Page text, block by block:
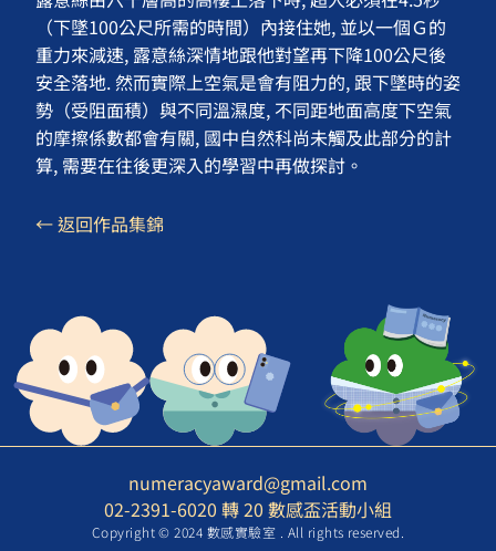
（下墜100公尺所需的時間）內接住她, 並以一個Ｇ的
重力來減速, 露意絲深情地跟他對望再下降100公尺後
安全落地. 然而實際上空氣是會有阻力的, 跟下墜時的姿
勢（受阻面積）與不同溫濕度, 不同距地面高度下空氣
的摩擦係數都會有關, 國中自然科尚未觸及此部分的計
算, 需要在往後更深入的學習中再做探討。
← 返回作品集錦
numeracyaward@gmail.com
02-2391-6020 轉 20 數感盃活動小組
Copyright © 2024 數感實驗室 . All rights reserved.